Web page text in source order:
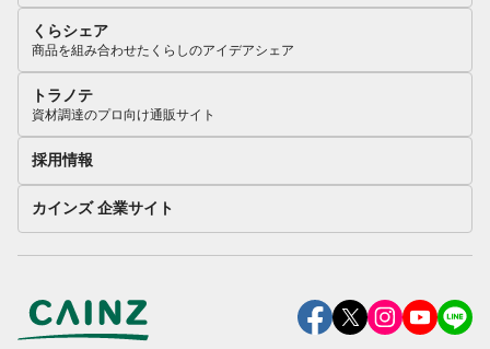
くらシェア
商品を組み合わせたくらしのアイデアシェア
トラノテ
資材調達のプロ向け通販サイト
採用情報
カインズ 企業サイト